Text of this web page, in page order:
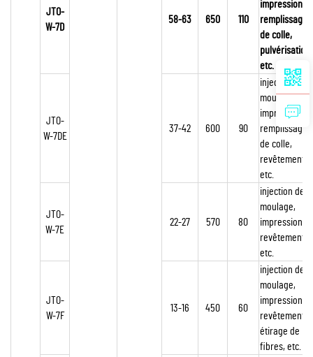
JTO-
W-7D
58-63 650 110
impression,
remplissage
de colle,
pulvérisation,
etc.
JTO-
W-7DE
37-42 600 90
injection de
moulage,
impression,
remplissage
de colle,
revêtement,
etc.
JTO-
W-7E
22-27 570 80
injection de
moulage,
impression,
revêtement,
etc.
JTO-
W-7F
13-16 450 60
injection de
moulage,
impression,
revêtement,
étirage de
fibres, etc.